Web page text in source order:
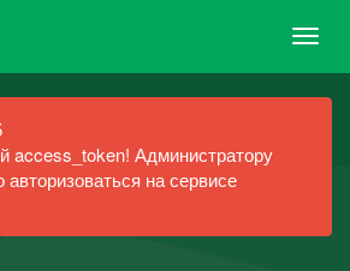
access_token! Администратору
на сервисе